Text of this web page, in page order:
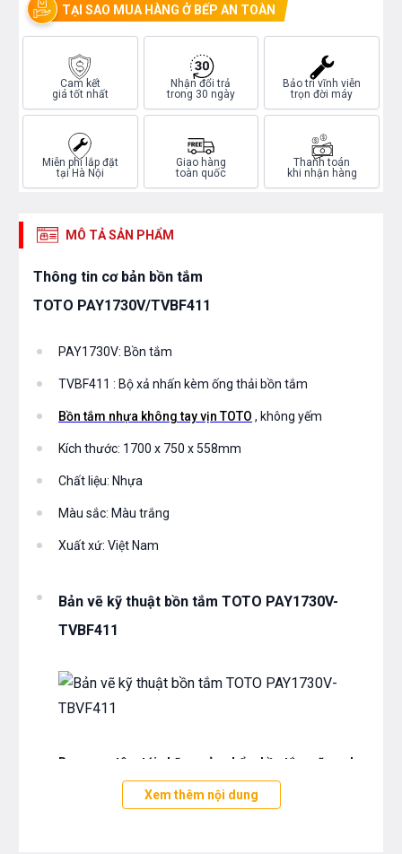
TẠI SAO MUA HÀNG Ở BẾP AN TOÀN
Cam kết
giá tốt nhất
Nhận đổi trả
trong 30 ngày
Bảo trì vĩnh viễn
trọn đời máy
Miễn phí lắp đặt
tại Hà Nội
Giao hàng
toàn quốc
Thanh toán
khi nhận hàng
MÔ TẢ SẢN PHẨM
Thông tin cơ bản bồn tắm
TOTO PAY1730V/TVBF411
PAY1730V: Bồn tắm
TVBF411 : Bộ xả nhấn kèm ống thải bồn tắm
Bồn tắm nhựa không tay vịn TOTO , không yếm
Kích thước: 1700 x 750 x 558mm
Chất liệu: Nhựa
Màu sắc: Màu trắng
Xuất xứ: Việt Nam
Bản vẽ kỹ thuật bồn tắm TOTO PAY1730V-
TVBF411
Bạn quan tâm tới những sản phẩm bồn tắm cũng như
các sản thiết bị phòng tắm và thiết bị nhà bếp vui
long liên hệ với chúng tôi theo hotline 0976665669 -
Xem thêm nội dung